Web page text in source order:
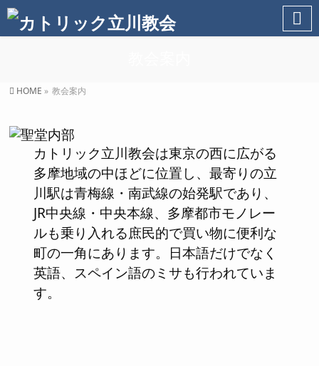
HOME » 教会案内
カトリック立川教会は東京の西に広がる
多摩地域の中ほどに位置し、最寄りの立
川駅は青梅線・南武線の始発駅であり、
JR中央線・中央本線、多摩都市モノレー
ルも乗り入れる庶民的で買い物に便利な
町の一角にあります。日本語だけでなく
英語、スペイン語のミサも行われていま
す。